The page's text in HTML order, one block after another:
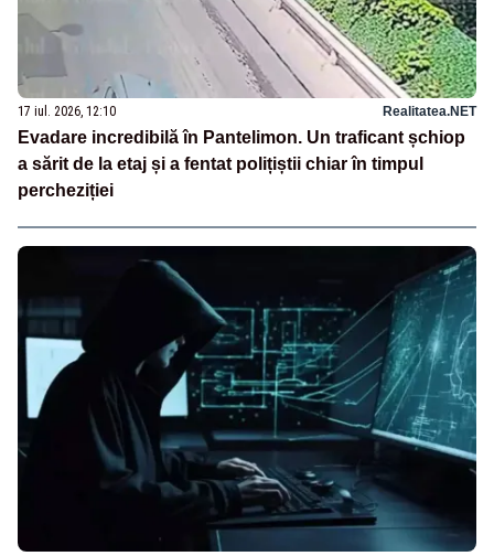
17 iul. 2026, 12:10 Realitatea.NET
Evadare incredibilă în Pantelimon. Un traficant șchiop
a sărit de la etaj și a fentat polițiștii chiar în timpul
percheziției